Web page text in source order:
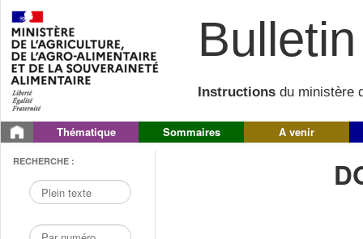
Instructions du ministère
Thématique Sommaires A venir
RECHERCHE :